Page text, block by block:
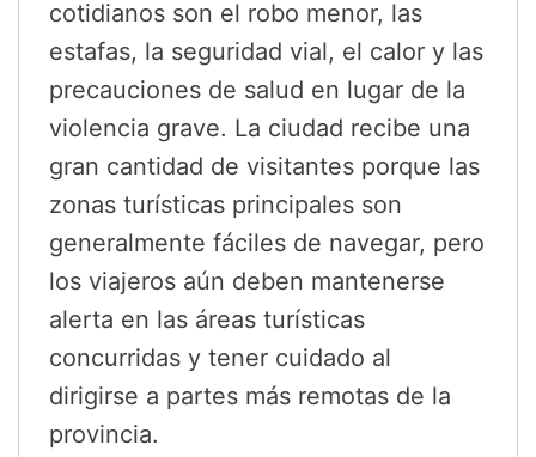
cotidianos son el robo menor, las
estafas, la seguridad vial, el calor y las
precauciones de salud en lugar de la
violencia grave. La ciudad recibe una
gran cantidad de visitantes porque las
zonas turísticas principales son
generalmente fáciles de navegar, pero
los viajeros aún deben mantenerse
alerta en las áreas turísticas
concurridas y tener cuidado al
dirigirse a partes más remotas de la
provincia.